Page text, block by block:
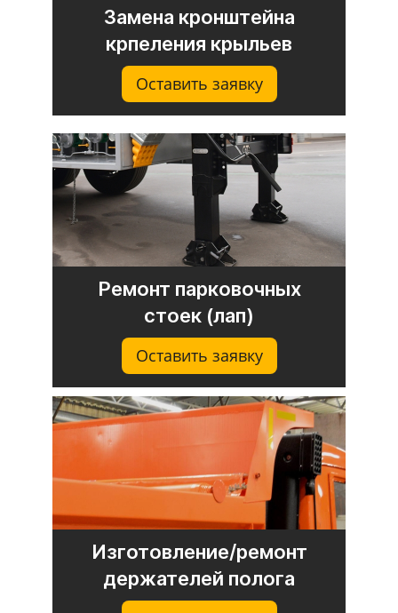
Замена кронштейна
крпеления крыльев
Оставить заявку
Ремонт парковочных
стоек (лап)
Оставить заявку
Изготовление/ремонт
держателей полога